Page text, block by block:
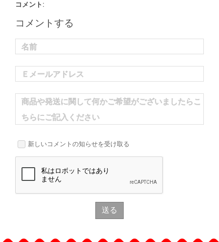
コメント:
コメントする
名前
Ｅメールアドレス
商品や発送に関して何かご希望がございましたらこ
ちらにご記入ください
新しいコメントの知らせを受け取る
送る